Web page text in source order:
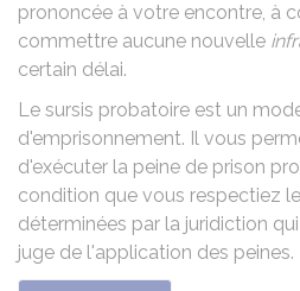
prononcée à votre encontre, à
commettre aucune nouvelle
certain délai.
Le sursis probatoire est un
d'emprisonnement. Il vous
d'exécuter la peine de prison
condition que vous respectiez
déterminées par la juridiction
juge de l'application des peines.